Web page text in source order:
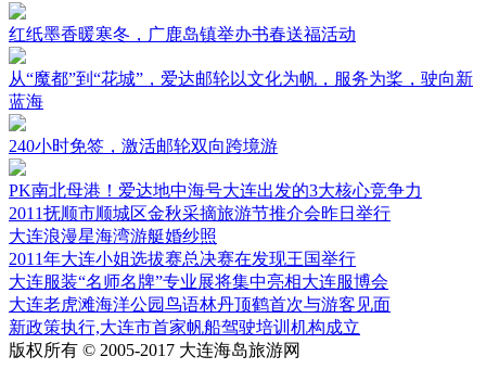
红纸墨香暖寒冬，广鹿岛镇举办书春送福活动
从“魔都”到“花城”，爱达邮轮以文化为帆，服务为桨，驶向新
蓝海
240小时免签，激活邮轮双向跨境游
PK南北母港！爱达地中海号大连出发的3大核心竞争力
2011抚顺市顺城区金秋采摘旅游节推介会昨日举行
大连浪漫星海湾游艇婚纱照
2011年大连小姐选拔赛总决赛在发现王国举行
大连服装“名师名牌”专业展将集中亮相大连服博会
大连老虎滩海洋公园鸟语林丹顶鹤首次与游客见面
新政策执行,大连市首家帆船驾驶培训机构成立
版权所有 © 2005-2017 大连海岛旅游网